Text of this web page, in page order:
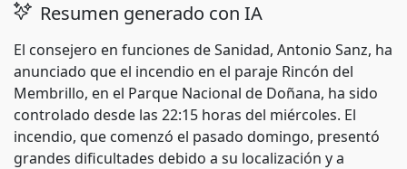
Resumen generado con IA
El consejero en funciones de Sanidad, Antonio Sanz, ha
anunciado que el incendio en el paraje Rincón del
Membrillo, en el Parque Nacional de Doñana, ha sido
controlado desde las 22:15 horas del miércoles. El
incendio, que comenzó el pasado domingo, presentó
grandes dificultades debido a su localización y a